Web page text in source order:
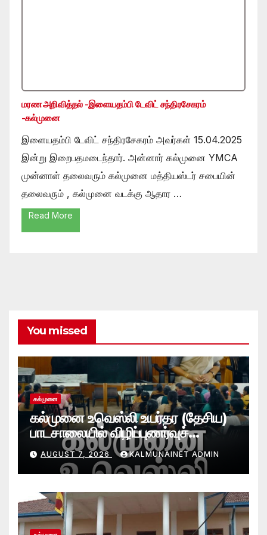
மரண அறிவித்தல் -இளையதம்பி டேவிட் சந்திரசேகரம்
-கல்முனை
இளையதம்பி டேவிட் சந்திரசேகரம் அவர்கள் 15.04.2025
இன்று இறைபதமடைந்தார். அன்னார் கல்முனை YMCA
முன்னாள் தலைவரும் கல்முனை மத்தியஸ்டர் சபையின்
தலைவரும் , கல்முனை வடக்கு ஆதார …
Read More
You missed
கல்முனை
கல்முனை உவெஸ்லி உயர்தர (தேசிய)
பாடசாலையில் விழிப்புணர்வுச்
செயலமர்வு
AUGUST 7, 2026 KALMUNAINET ADMIN